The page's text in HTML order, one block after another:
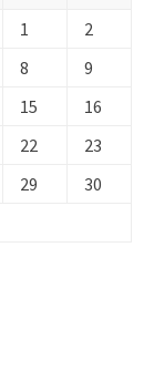
1
2
8
9
15
16
22
23
29
30